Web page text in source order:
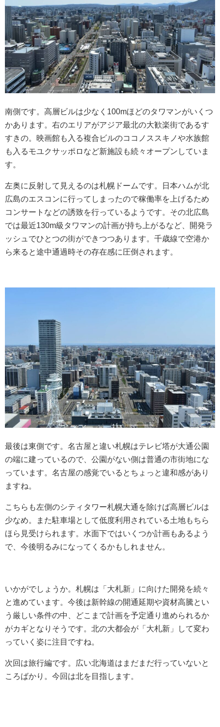
南側です。高層ビルは少なく100mほどのタワマンがいくつ
かあります。右のエリアがアジア最北の大歓楽街であるす
すきの。映画館も入る複合ビルのココノススキノや水族館
も入るモユクサッポロなど新施設も続々オープンしていま
す。
左奥に反射して見えるのは札幌ドームです。日本ハムが北
広島のエスコンに行ってしまったので稼働率を上げるため
コンサートなどの誘致を行っているようです。その北広島
では最近130m級タワマンの計画が持ち上がるなど、開発ラ
ッシュでひとつの街ができつつあります。千歳線で空港か
ら来ると途中通過時その存在感に圧倒されます。
最後は東側です。名古屋と違い札幌はテレビ塔が大通公園
の端に建っているので、公園がない側は普通の市街地にな
っています。名古屋の感覚でいるとちょっと違和感があり
ますね。
こちらも左側のシティタワー札幌大通を除けば高層ビルは
少なめ。また駐車場として低度利用されている土地もちら
ほら見受けられます。水面下ではいくつか計画もあるよう
で、今後明るみになってくるかもしれません。
いかがでしょうか。札幌は「大札新」に向けた開発を続々
と進めています。今後は新幹線の開通延期や資材高騰とい
う厳しい条件の中、どこまで計画を予定通り進められるか
がカギとなりそうです。北の大都会が「大札新」して変わ
っていく姿に注目ですね。
次回は旅行編です。広い北海道はまだまだ行っていないと
ころばかり。今回は北を目指します。